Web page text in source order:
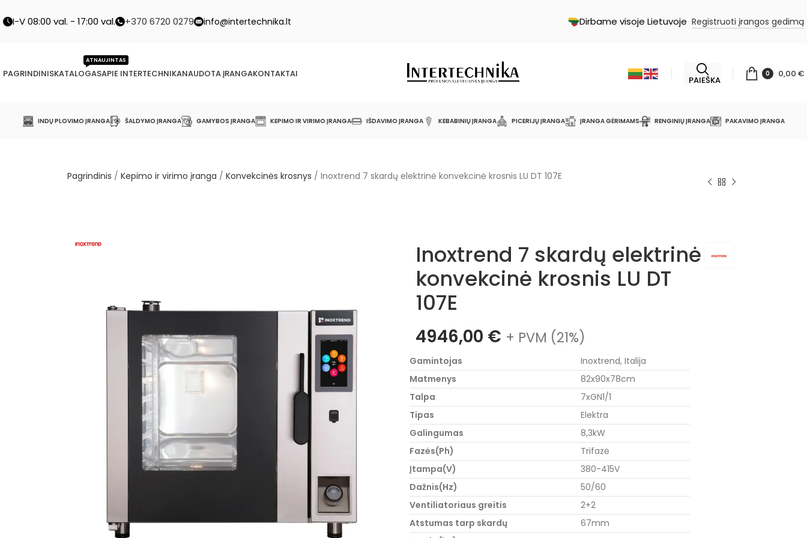
I-V 08:00 val. - 17:00 val. +370 6720 0279 info@intertechnika.lt Dirbame visoje Lietuvoje Registruoti įrangos gedimą
PAGRINDINISKATALOGAS
ATNAUJINTAS
APIE INTERTECHNIKANAUDOTA ĮRANGAKONTAKTAI
PAIEŠKA
0 0,00 €
INDŲ PLOVIMO ĮRANGA ŠALDYMO ĮRANGA GAMYBOS ĮRANGA KEPIMO IR VIRIMO ĮRANGA IŠDAVIMO ĮRANGA KEBABINIŲ ĮRANGA PICERIJŲ ĮRANGA ĮRANGA GĖRIMAMS RENGINIŲ ĮRANGA PAKAVIMO ĮRANGA
Pagrindinis / Kepimo ir virimo įranga / Konvekcinės krosnys / Inoxtrend 7 skardų elektrinė konvekcinė krosnis LU DT 107E
Inoxtrend 7 skardų elektrinė
konvekcinė krosnis LU DT
107E
4946,00 € + PVM (21%)
Gamintojas
Inoxtrend, Italija
Matmenys
82x90x78cm
Talpa
7xGN1/1
Tipas
Elektra
Galingumas
8,3kW
Fazės(Ph)
Trifazė
Įtampa(V)
380-415V
Dažnis(Hz)
50/60
Ventiliatoriaus greitis
2+2
Atstumas tarp skardų
67mm